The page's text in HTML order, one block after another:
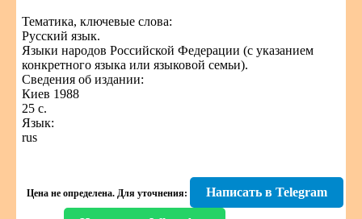
Тематика, ключевые слова:
Русский язык.
Языки народов Российской Федерации (с указанием
конкретного языка или языковой семьи).
Сведения об издании:
Киев 1988
25 с.
Язык:
rus
Цена не определена. Для уточнения: Написать в Telegram